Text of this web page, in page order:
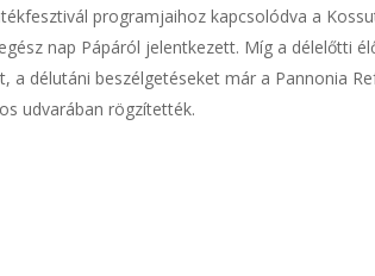
programjaihoz kapcsolódva a
nap Pápáról jelentkezett. Míg a délelőtti
a délutáni beszélgetéseket már a Pannonia
udvarában rögzítették.